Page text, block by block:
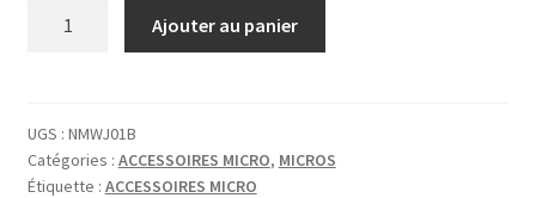
MICRO
NOIR
Ajouter au panier
UGS : NMWJ01B
Catégories : ACCESSOIRES MICRO, MICROS
Étiquette : ACCESSOIRES MICRO